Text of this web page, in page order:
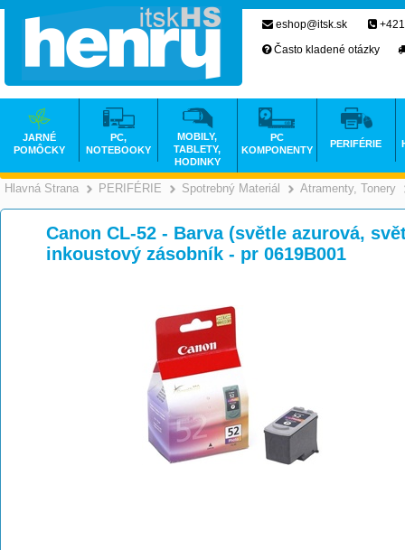
Hlavná Strana >
PERIFÉRIE >
Spotrebný Materiál >
Atramenty, Tonery
Canon CL-52 - Barva (světle azurová,
inkoustový zásobník - pr 0619B001
eshop@itsk.sk
Často kladené otázky
JARNÉ
POMÔCKY
PC,
NOTEBOOKY
MOBILY,
TABLETY,
HODINKY
PC
KOMPONENTY
PERIFÉRIE